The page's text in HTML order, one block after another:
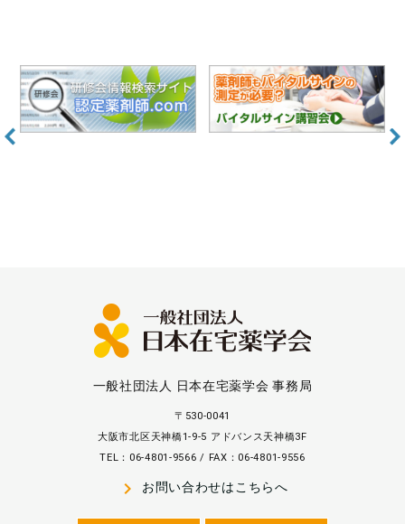
一般社団法人 日本在宅薬学会 事務局
〒530-0041
大阪市北区天神橋1-9-5 アドバンス天神橋3F
TEL：06-4801-9566 / FAX：06-4801-9556
navigate_next お問い合わせはこちらへ